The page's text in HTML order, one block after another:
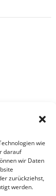
wie
darauf
wir Daten
zurückziehst,
werden.
entdecken
effizientes